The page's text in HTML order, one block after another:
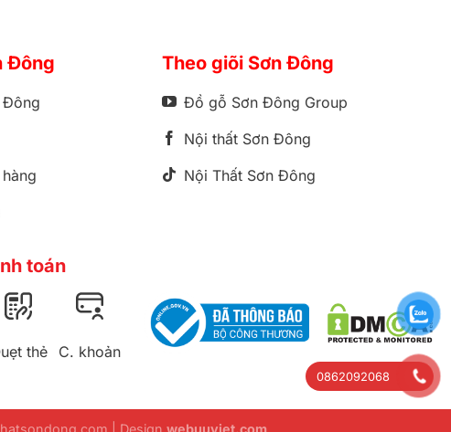
Đông
Đông
Theo giõi Sơn Đông
Đồ gỗ Sơn Đông Group
Nội thất Sơn Đông
Nội Thất Sơn Đông
toán
thẻ C. khoản
| Design webuuviet.com
0862092068